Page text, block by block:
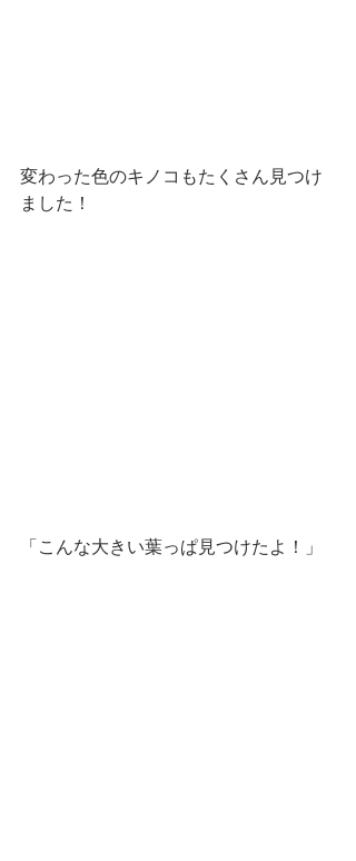
変わった色のキノコもたくさん見つけ
ました！
「こんな大きい葉っぱ見つけたよ！」